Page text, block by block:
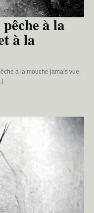
à la
à la
à la mouche jamais vue.